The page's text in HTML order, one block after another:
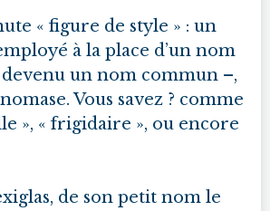
« figure de style » : un
à la place d’un nom
un nom commun –,
Vous savez ? comme
», « frigidaire », ou encore
de son petit nom le